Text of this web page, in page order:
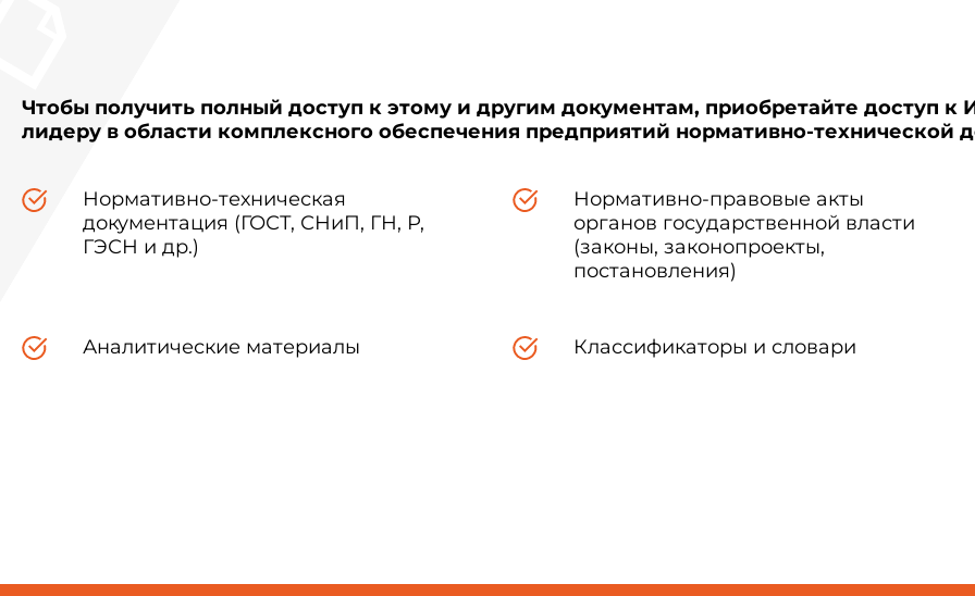
Чтобы получить полный доступ к этому и другим документам, приобретайте доступ к
лидеру в области комплексного обеспечения предприятий нормативно-технической
Нормативно-техническая
документация (ГОСТ, СНиП, ГН, Р,
ГЭСН и др.)
Нормативно-правовые акты
органов государственной власти
(законы, законопроекты,
постановления)
Аналитические материалы Классификаторы и словари